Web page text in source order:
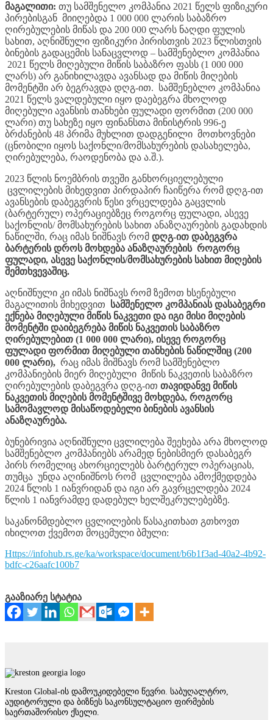
მაგალითი: თუ სამშენელო კომპანია 2021 წელს ფიზიკური
პირებისგან მიიღებდა 1 000 000 ლარის საბაზრო
ღირებულების მიწას და 200 000 ლარს ნაღდი ფულის
სახით, აღნიშნული ფიზიკური პირისთვის 2023 წლისთვის
ბინების გადაცემის სანაცვლოდ – სამშენებლო კომპანია
2021 წელს მიღებული მიწის საბაზრო ფასს (1 000 000
ლარს) არ განიხილავდა ავანსად და მიწის მიღების
მომენტში არ ბეგრავდა დღგ-ით. სამშენებლო კომპანია
2021 წელს ვალდებული იყო დაებეგრა მხოლოდ
მიღებული ავანსის თანხები ფულადი ფორმით (200 000
ლარი) თუ სახეზე იყო ფინანსთა მინისტრის 996-ე
ბრძანების 48 პრიმა მუხლით დადგენილი მოთხოვნები
(ცნობილი იყოს საქონლი/მომსახურების დასახელება,
ღირებულება, რაოდენობა და ა.შ.).
2023 წლის ნოემბრის თვეში განხორციელებული
ცვლილების მიხედვით პირდაპირ ჩაიწერა რომ დღგ-ით
ავანსების დაბეგვრის წესი ვრცელდება გაცვლის
(ბარტერულ) ოპერაციებზეც როგორც ფულადი, ასევე
საქონლის/ მომსახურების სახით ანაზღაურების გადახდის
ნაწილში, რაც იმას ნიშნავს რომ დღგ-ით დაბეგვრა
ბარტერის დროს მოხდება ანაზღაურების როგორც
ფულადი, ასევე საქონლის/მომსახურების სახით მიღების
შემთხვევაშიც.
აღნიშნული კი იმას ნიშნავს რომ ზემოთ ხსენებული
მაგალითის მიხედვით სამშენელო კომპანიას დასაბეგრი
ექნება მიღებული მიწის ნაკვეთი და იგი მისი მიღების
მომენტში დაიბეგრება მიწის ნაკვეთის საბაზრო
ღირებულებით (1 000 000 ლარი), ისევე როგორც
ფულადი ფორმით მიღებული თანხების ნაწილშიც (200
000 ლარი), რაც იმას მიშნავს რომ სამშენებლო
კომპანიების მიერ მიღებული მიწის ნაკვეთის საბაზრო
ღირებულების დაბეგვრა დღგ-ით თავიდანვე მიწის
ნაკვეთის მიღების მომენტშივე მოხდება, როგორც
სამომავლოდ მისაწოდებელი ბინების ავანსის
ანაზღაურება.
ბუნებრივია აღნიშნული ცვლილება შეეხება არა მხოლოდ
სამშენებლო კომპანიებს არამედ ნებისმიერ დასაბეგრ
პირს რომელიც ახორციელებს ბარტერულ ოპერაციას,
თუმცა უნდა აღინიშნოს რომ ცვლილება ამოქმედდება
2024 წლის 1 იანვრიდან და იგი არ გავრცელდება 2024
წლის 1 იანვრამდე დადებულ ხელშეკრულებებზე.
საკანონმდებლო ცვლილების წასაკითხათ გთხოვთ
იხილოთ ქვემოთ მოცემული ბმული:
https://infohub.rs.ge/ka/workspace/document/b6b1f3ad-40a2-4b92-
bdfc-c26aafc100b7
გააზიარე სტატია
Kreston Global-ის დამოუკიდებელი წევრი. საბუღალტრო,
აუდიტორული და ბიზნეს საკონსულტაციო ფირმების
საერთაშორისო ქსელი.